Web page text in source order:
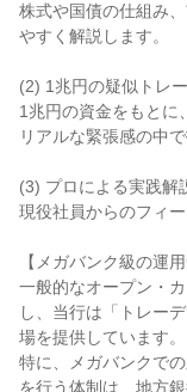
株式や国債の仕組み
やすく解説します。
(2) 1兆円の疑似トレ
1兆円の資金をもとに
リアルな緊張感の中
(3) プロによる実践解
現役社員からのフィ
【メガバンク級の運
一般的なオープン・
し、当行は「トレー
場を提供しています。
特に、メガバンクで
を行う体制は、地方